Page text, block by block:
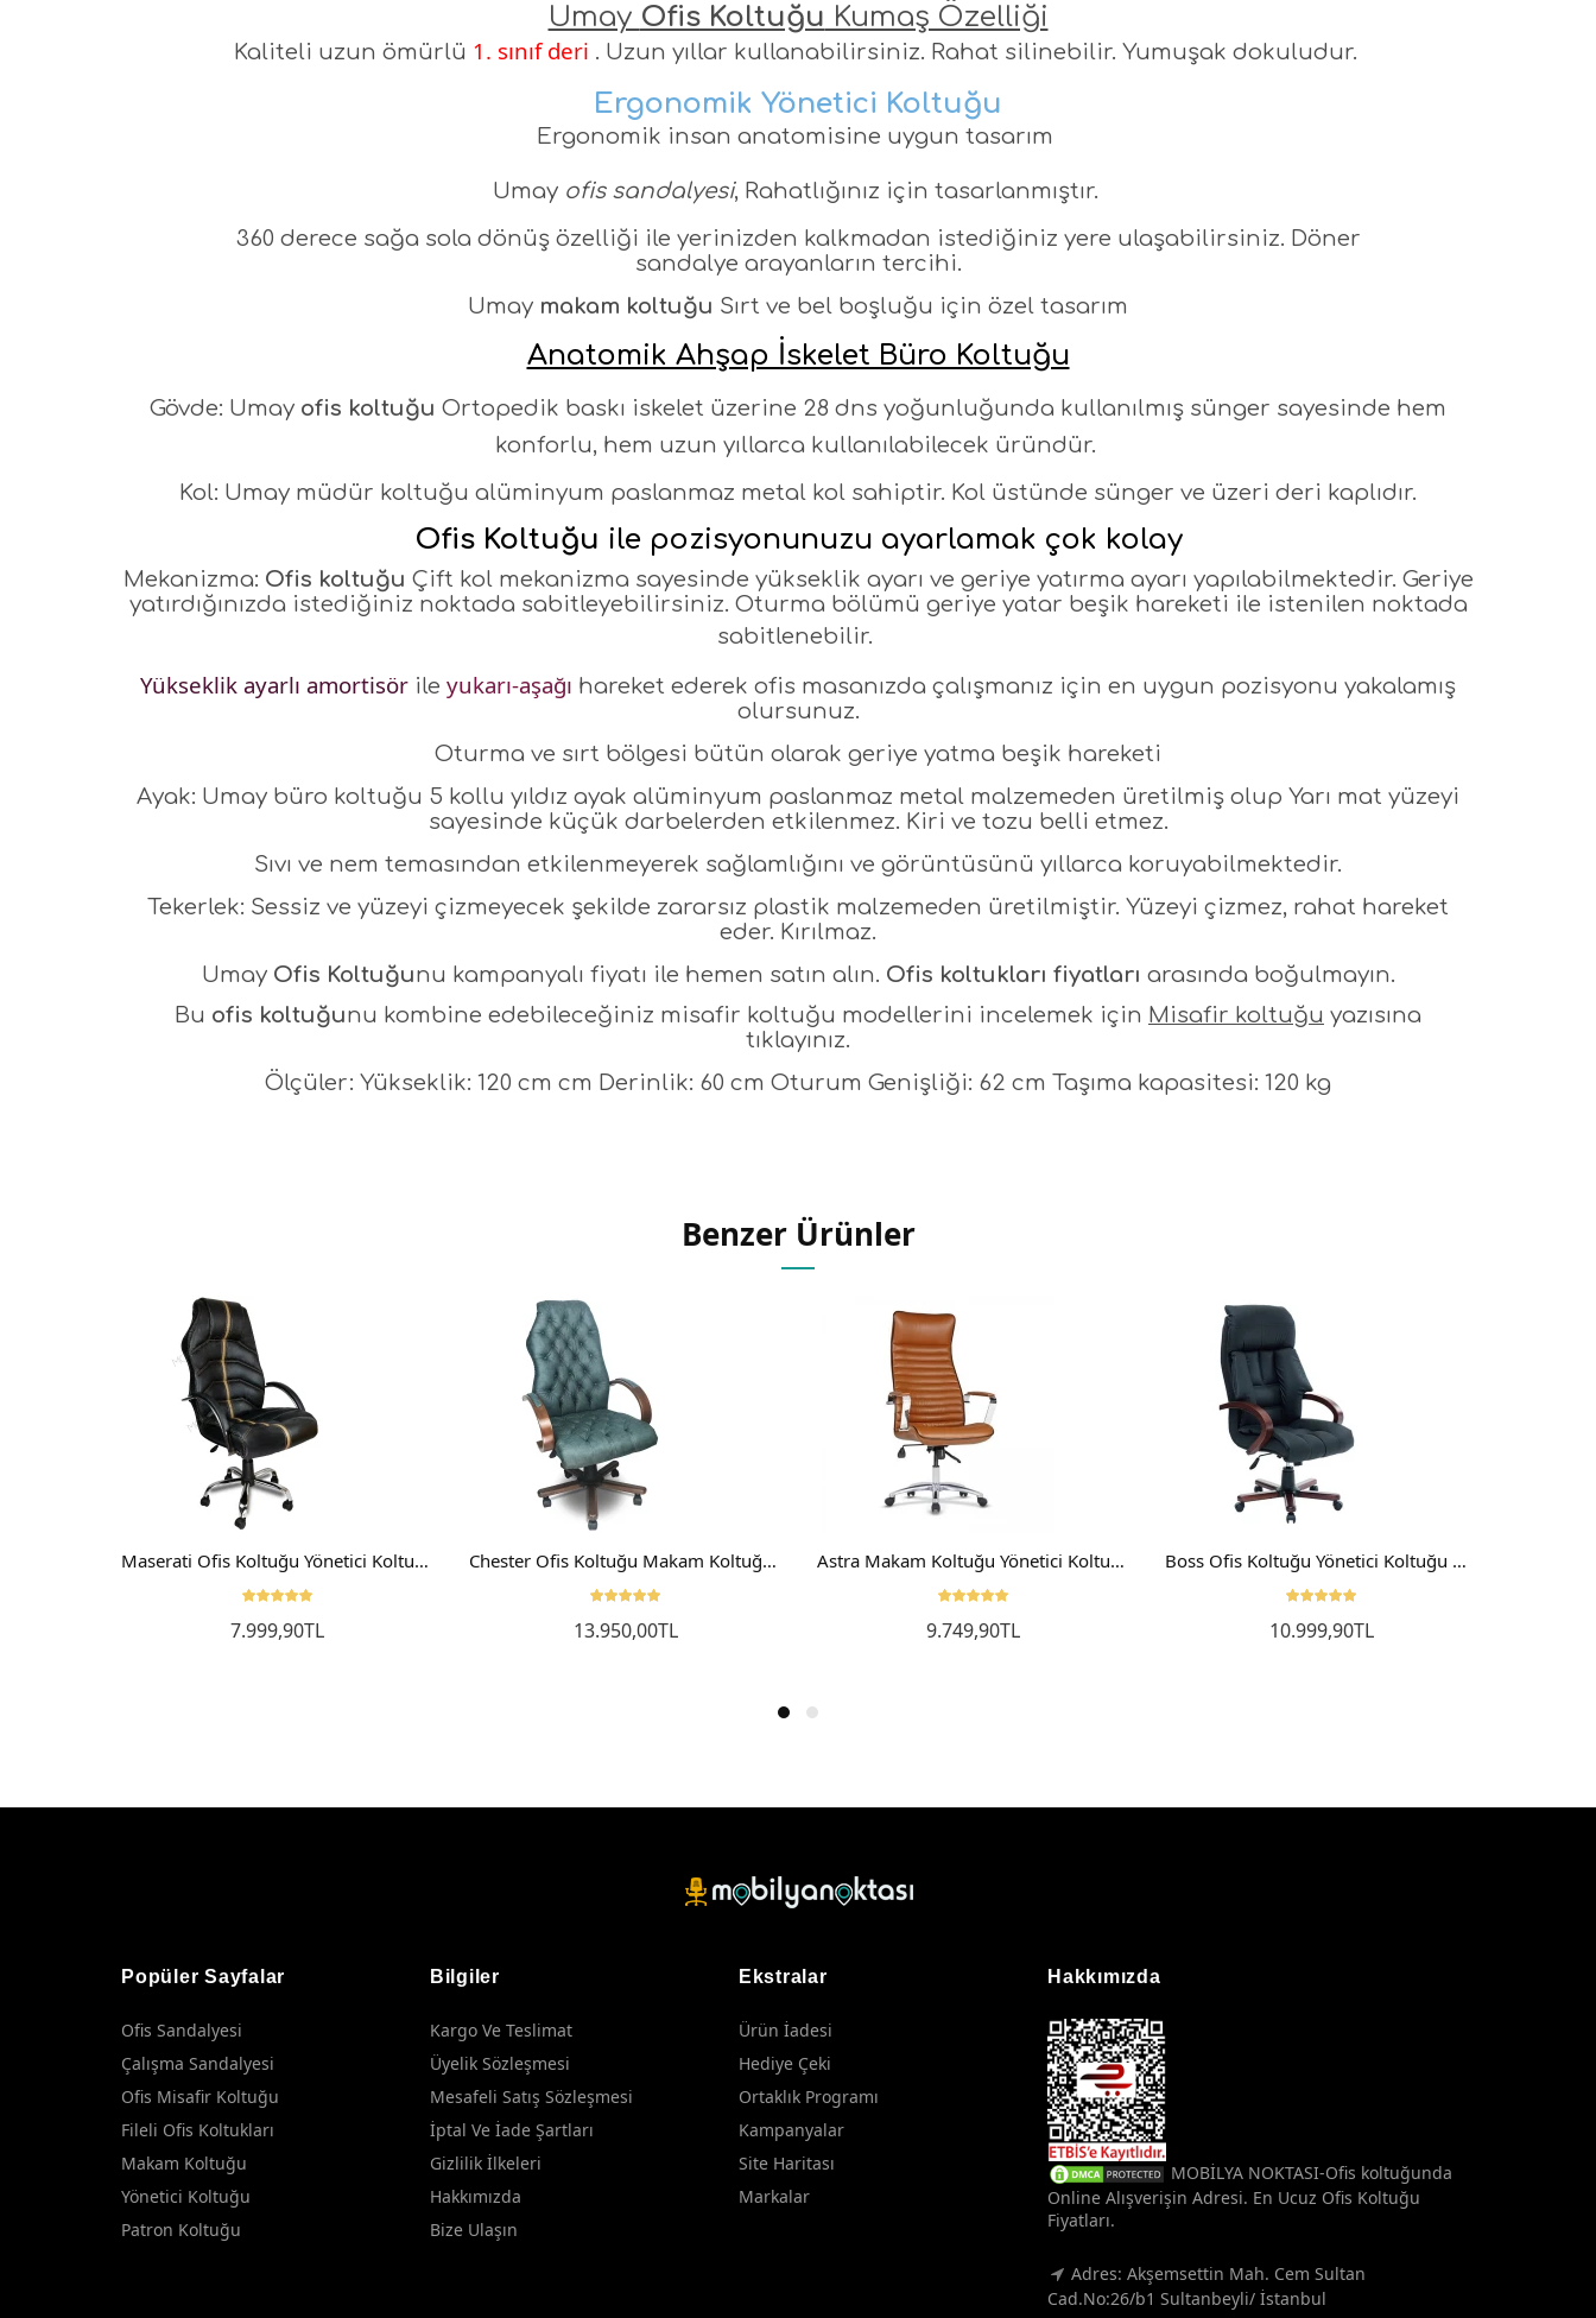
Umay Ofis Koltuğu Kumaş Özelliği
Kaliteli uzun ömürlü 1. sınıf deri . Uzun yıllar kullanabilirsiniz. Rahat silinebilir. Yumuşak dokuludur.
Ergonomik Yönetici Koltuğu
Ergonomik insan anatomisine uygun tasarım
Umay ofis sandalyesi, Rahatlığınız için tasarlanmıştır.
360 derece sağa sola dönüş özelliği ile yerinizden kalkmadan istediğiniz yere ulaşabilirsiniz. Döner
sandalye arayanların tercihi.
Umay makam koltuğu Sırt ve bel boşluğu için özel tasarım
Anatomik Ahşap İskelet Büro Koltuğu
Gövde: Umay ofis koltuğu Ortopedik baskı iskelet üzerine 28 dns yoğunluğunda kullanılmış sünger sayesinde hem
konforlu, hem uzun yıllarca kullanılabilecek üründür.
Kol: Umay müdür koltuğu alüminyum paslanmaz metal kol sahiptir. Kol üstünde sünger ve üzeri deri kaplıdır.
Ofis Koltuğu ile pozisyonunuzu ayarlamak çok kolay
Mekanizma: Ofis koltuğu Çift kol mekanizma sayesinde yükseklik ayarı ve geriye yatırma ayarı yapılabilmektedir. Geriye
yatırdığınızda istediğiniz noktada sabitleyebilirsiniz. Oturma bölümü geriye yatar beşik hareketi ile istenilen noktada
sabitlenebilir.
Yükseklik ayarlı amortisör ile yukarı-aşağı hareket ederek ofis masanızda çalışmanız için en uygun pozisyonu yakalamış
olursunuz.
Oturma ve sırt bölgesi bütün olarak geriye yatma beşik hareketi
Ayak: Umay büro koltuğu 5 kollu yıldız ayak alüminyum paslanmaz metal malzemeden üretilmiş olup Yarı mat yüzeyi
sayesinde küçük darbelerden etkilenmez. Kiri ve tozu belli etmez.
Sıvı ve nem temasından etkilenmeyerek sağlamlığını ve görüntüsünü yıllarca koruyabilmektedir.
Tekerlek: Sessiz ve yüzeyi çizmeyecek şekilde zararsız plastik malzemeden üretilmiştir. Yüzeyi çizmez, rahat hareket
eder. Kırılmaz.
Umay Ofis Koltuğunu kampanyalı fiyatı ile hemen satın alın. Ofis koltukları fiyatları arasında boğulmayın.
Bu ofis koltuğunu kombine edebileceğiniz misafir koltuğu modellerini incelemek için Misafir koltuğu yazısına
tıklayınız.
Ölçüler: Yükseklik: 120 cm cm Derinlik: 60 cm Oturum Genişliği: 62 cm Taşıma kapasitesi: 120 kg
Benzer Ürünler
Maserati Ofis Koltuğu Yönetici Koltuğu Makam Koltuğu
7.999,90TL
Chester Ofis Koltuğu Makam Koltuğu Yönetici Koltuğu Müdür Koltuğu
13.950,00TL
Astra Makam Koltuğu Yönetici Koltuğu Müdür Koltuğu
9.749,90TL
Boss Ofis Koltuğu Yönetici Koltuğu Makam Koltuğu Müdür Koltuğu Ahşap
10.999,90TL
Popüler Sayfalar
Ofis Sandalyesi
Çalışma Sandalyesi
Ofis Misafir Koltuğu
Fileli Ofis Koltukları
Makam Koltuğu
Yönetici Koltuğu
Patron Koltuğu
Bilgiler
Kargo Ve Teslimat
Üyelik Sözleşmesi
Mesafeli Satış Sözleşmesi
İptal Ve İade Şartları
Gizlilik İlkeleri
Hakkımızda
Bize Ulaşın
Ekstralar
Ürün İadesi
Hediye Çeki
Ortaklık Programı
Kampanyalar
Site Haritası
Markalar
Hakkımızda
MOBİLYA NOKTASI-Ofis koltuğunda
Online Alışverişin Adresi. En Ucuz Ofis Koltuğu
Fiyatları.
Adres: Akşemsettin Mah. Cem Sultan
Cad.No:26/b1 Sultanbeyli/ İstanbul